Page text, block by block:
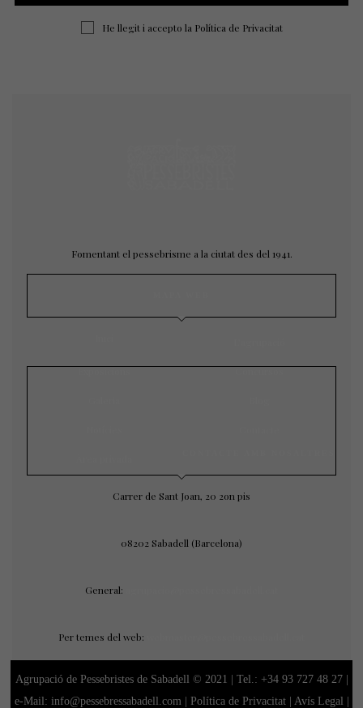
He llegit i accepto la Política de Privacitat
Fomentant el pessebrisme a la ciutat des del 1941.
Exposicions Concursos
Carrer de Sant Joan, 20 2on pis
08202 Sabadell (Barcelona)
General:
Per temes del web:
Agrupació de Pessebristes de Sabadell © 2021 | Tel.: +34 93 727 48 27|
e-Mail: info@pessebressabadell.com | Política de Privacitat| Avís Legal